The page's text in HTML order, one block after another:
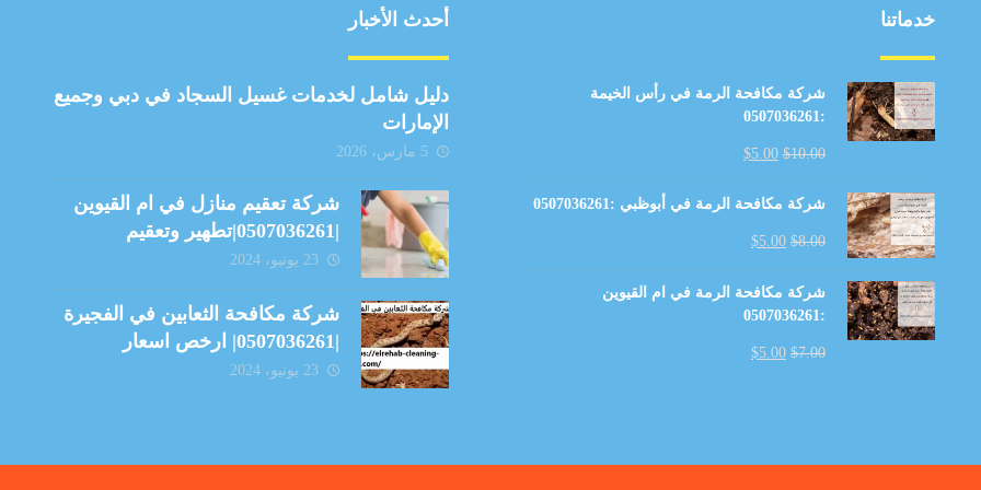
خدماتنا
شركة مكافحة الرمة في رأس الخيمة
:0507036261
$10.00
$5.00
شركة مكافحة الرمة في أبوظبي :0507036261
$8.00
$5.00
شركة مكافحة الرمة في ام القيوين
:0507036261
$7.00
$5.00
أحدث الأخبار
دليل شامل لخدمات غسيل السجاد في دبي وجميع
الإمارات
5 مارس، 2026
شركة تعقيم منازل في ام القيوين
|0507036261|تطهير وتعقيم
23 يونيو، 2024
شركة مكافحة الثعابين في الفجيرة
|0507036261| ارخص اسعار
23 يونيو، 2024